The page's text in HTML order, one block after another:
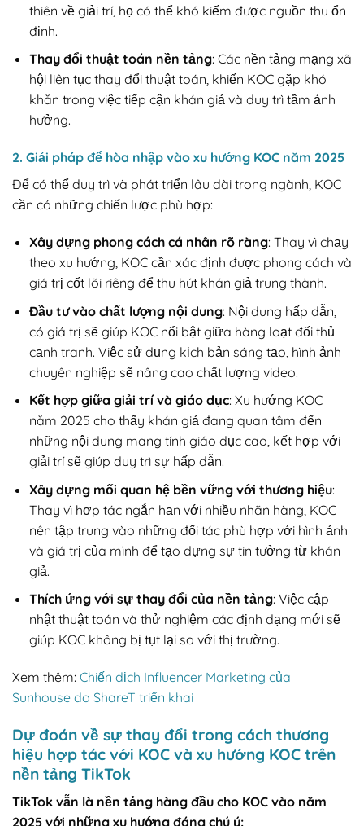
thiên về giải trí, họ có thể khó kiếm được nguồn thu ổn
định.
Thay đổi thuật toán nền tảng: Các nền tảng mạng xã
hội liên tục thay đổi thuật toán, khiến KOC gặp khó
khăn trong việc tiếp cận khán giả và duy trì tầm ảnh
hưởng.
2. Giải pháp để hòa nhập vào xu hướng KOC năm 2025
Để có thể duy trì và phát triển lâu dài trong ngành, KOC
cần có những chiến lược phù hợp:
Xây dựng phong cách cá nhân rõ ràng: Thay vì chạy
theo xu hướng, KOC cần xác định được phong cách và
giá trị cốt lõi riêng để thu hút khán giả trung thành.
Đầu tư vào chất lượng nội dung: Nội dung hấp dẫn,
có giá trị sẽ giúp KOC nổi bật giữa hàng loạt đối thủ
cạnh tranh. Việc sử dụng kịch bản sáng tạo, hình ảnh
chuyên nghiệp sẽ nâng cao chất lượng video.
Kết hợp giữa giải trí và giáo dục: Xu hướng KOC
năm 2025 cho thấy khán giả đang quan tâm đến
những nội dung mang tính giáo dục cao, kết hợp với
giải trí sẽ giúp duy trì sự hấp dẫn.
Xây dựng mối quan hệ bền vững với thương hiệu:
Thay vì hợp tác ngắn hạn với nhiều nhãn hàng, KOC
nên tập trung vào những đối tác phù hợp với hình ảnh
và giá trị của mình để tạo dựng sự tin tưởng từ khán
giả.
Thích ứng với sự thay đổi của nền tảng: Việc cập
nhật thuật toán và thử nghiệm các định dạng mới sẽ
giúp KOC không bị tụt lại so với thị trường.
Xem thêm: Chiến dịch Influencer Marketing của
Sunhouse do ShareT triển khai
Dự đoán về sự thay đổi trong cách thương
hiệu hợp tác với KOC và xu hướng KOC trên
nền tảng TikTok
TikTok vẫn là nền tảng hàng đầu cho KOC vào năm
2025 với những xu hướng đáng chú ý: